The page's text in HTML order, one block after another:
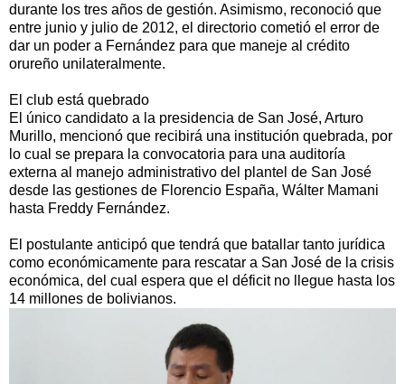
durante los tres años de gestión. Asimismo, reconoció que
entre junio y julio de 2012, el directorio cometió el error de
dar un poder a Fernández para que maneje al crédito
orureño unilateralmente.
El club está quebrado
El único candidato a la presidencia de San José, Arturo
Murillo, mencionó que recibirá una institución quebrada, por
lo cual se prepara la convocatoria para una auditoría
externa al manejo administrativo del plantel de San José
desde las gestiones de Florencio España, Wálter Mamani
hasta Freddy Fernández.
El postulante anticipó que tendrá que batallar tanto jurídica
como económicamente para rescatar a San José de la crisis
económica, del cual espera que el déficit no llegue hasta los
14 millones de bolivianos.